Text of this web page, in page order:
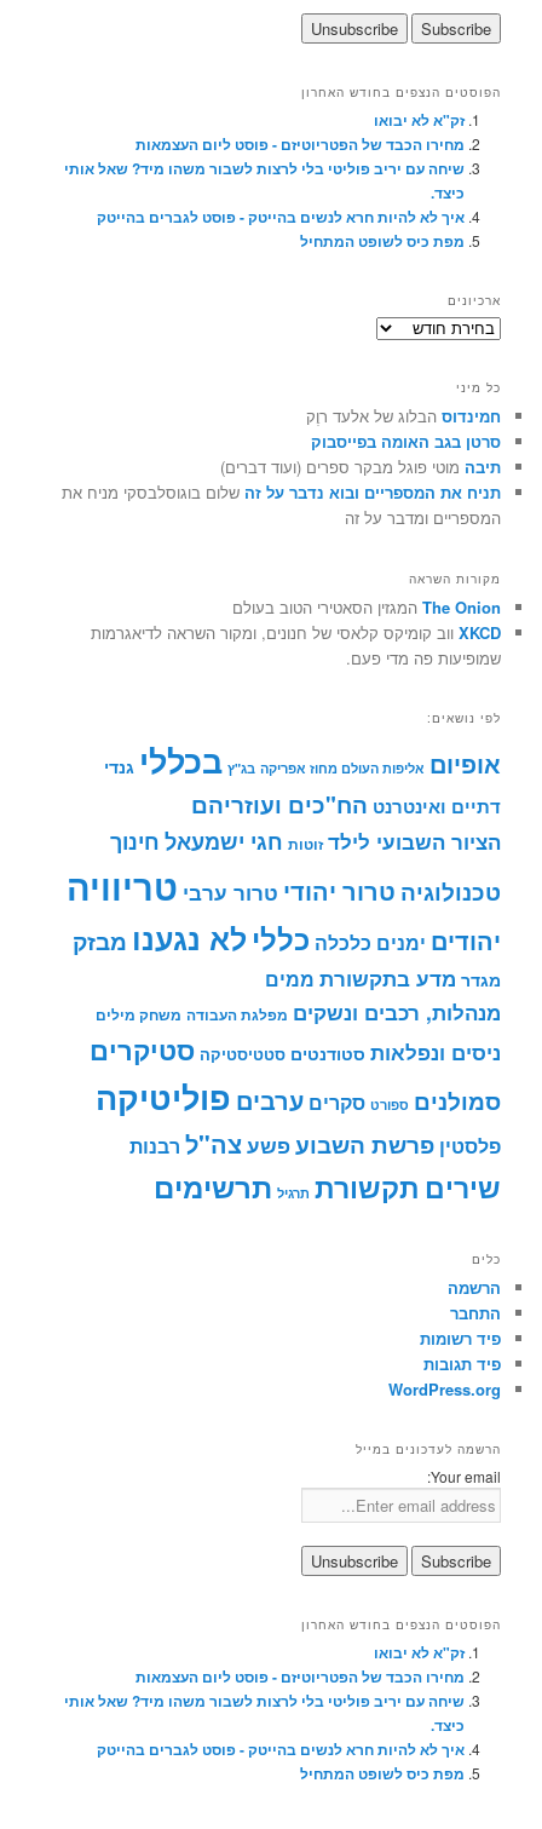
הפוסטים הנצפים בחודש האחרון
זק"א לא יבואו
מחירו הכבד של הפטריוטיזם - פוסט ליום העצמאות
שיחה עם יריב פוליטי בלי לרצות לשבור משהו מיד? שאל אותי
כיצד.
איך לא להיות חרא לנשים בהייטק - פוסט לגברים בהייטק
מפת כיס לשופט המתחיל
ארכיונים
ארכיונים
כל מיני
חמינדוס הבלוג של אלעד רוֶק
סרטן בגב האומה בפייסבוק
תיבה מוטי פוגל מבקר ספרים (ועוד דברים)
תניח את המספריים ובוא נדבר על זה שלום בוגוסלבסקי מניח את
המספריים ומדבר על זה
מקורות השראה
The Onion המגזין הסאטירי הטוב בעולם
XKCD ווב קומיקס קלאסי של חנונים, ומקור השראה לדיאגרמות
שמופיעות פה מדי פעם.
לפי נושאים:
אופיום אליפות העולם מחוז אפריקה בג"ץ בכללי גנדי
דתיים ואינטרנט הח"כים ועוזריהם
הציור השבועי לילד זוטות חגי ישמעאל חינוך
טכנולוגיה טרור יהודי טרור ערבי טריוויה
יהודים ימנים כלכלה כללי לא נגענו מבזק
מגדר מדע בתקשורת ממים
מנהלות, רכבים ונשקים מפלגת העבודה משחק מילים
ניסים ונפלאות סטודנטים סטטיסטיקה סטיקרים
סמולנים ספורט סקרים ערבים פוליטיקה
פלסטין פרשת השבועפשעצה"ל רבנות
שירים תקשורת תרגיל תרשימים
כלים
הרשמה
התחבר
פיד רשומות
פיד תגובות
WordPress.org
הרשמה לעדכונים במייל
Your email:
הפוסטים הנצפים בחודש האחרון
זק"א לא יבואו
מחירו הכבד של הפטריוטיזם - פוסט ליום העצמאות
שיחה עם יריב פוליטי בלי לרצות לשבור משהו מיד? שאל אותי
כיצד.
איך לא להיות חרא לנשים בהייטק - פוסט לגברים בהייטק
מפת כיס לשופט המתחיל